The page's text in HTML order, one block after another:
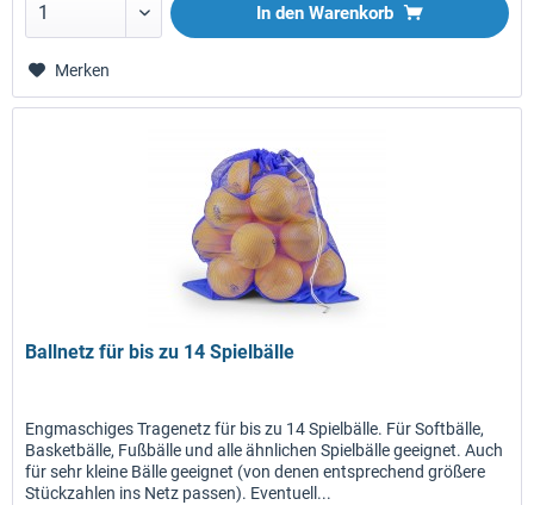
In den Warenkorb
Merken
Ballnetz für bis zu 14 Spielbälle
Engmaschiges Tragenetz für bis zu 14 Spielbälle. Für Softbälle,
Basketbälle, Fußbälle und alle ähnlichen Spielbälle geeignet. Auch
für sehr kleine Bälle geeignet (von denen entsprechend größere
Stückzahlen ins Netz passen). Eventuell...